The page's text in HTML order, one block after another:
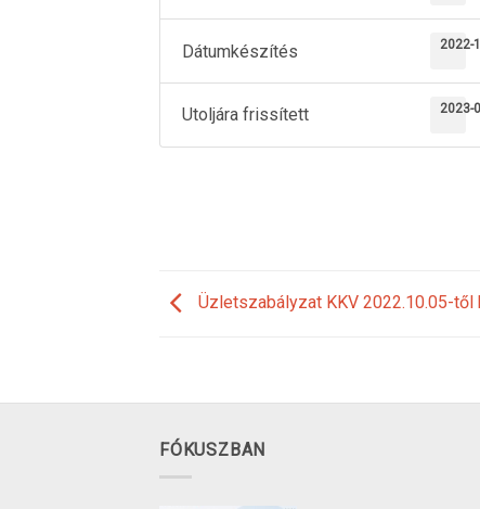
Dátumkészítés 2022-
Utoljára frissített 2023-
Üzletszabályzat KKV 2022.10.05-től
FÓKUSZBAN